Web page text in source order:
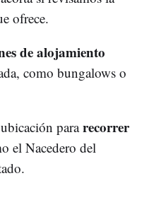
ofrece.
de alojamiento
como bungalows o
pararecorrer
el Nacedero del